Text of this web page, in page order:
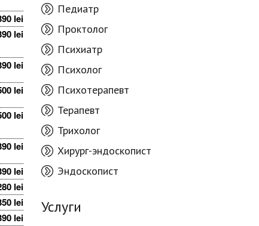
lei
lei
lei
lei
lei
lei
lei
lei
lei
lei
Педиатр
Проктолог
Психиатр
Психолог
Психотерапевт
Терапевт
Трихолог
Хирург-эндоскопист
Эндоскопист
Услуги